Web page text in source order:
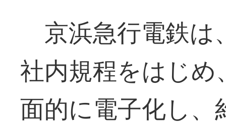
京浜急行電鉄は
社内規程をはじ
面的に電子化し、